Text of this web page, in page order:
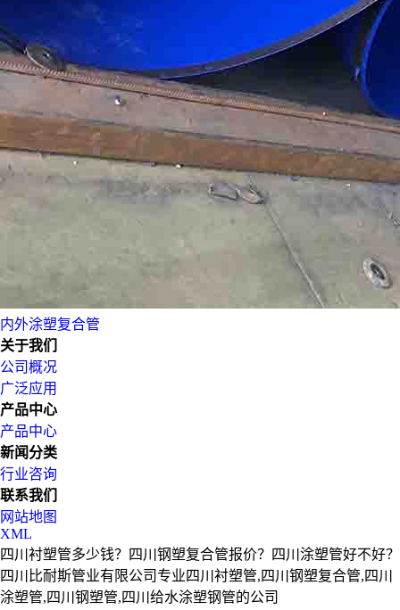
内外涂塑复合管
关于我们
公司概况
广泛应用
产品中心
产品中心
新闻分类
行业咨询
联系我们
网站地图
XML
四川衬塑管多少钱？四川钢塑复合管报价？四川涂塑管好不好？
四川比耐斯管业有限公司专业四川衬塑管,四川钢塑复合管,四川
涂塑管,四川钢塑管,四川给水涂塑钢管的公司